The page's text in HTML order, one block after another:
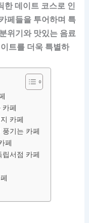
한 데이트 코스로 인
페들을 투어하며 특
위기와 맛있는 음료
트를 더욱 특별하
카페
카페
기는 카페
페
서점 카페